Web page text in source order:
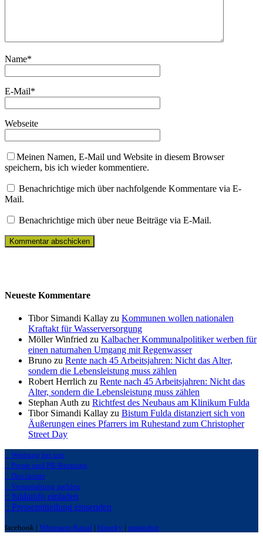
Name*
E-Mail*
Webseite
Meinen Namen, E-Mail und Website in diesem Browser
speichern, bis ich wieder kommentiere.
Benachrichtige mich über nachfolgende Kommentare via E-
Mail.
Benachrichtige mich über neue Beiträge via E-Mail.
Neueste Kommentare
Tibor Simandi Kallay zu Kommunen wollen nationalen
Kraftakt für Wasserversorgung
Möller Winfried zu Kalbacher Kommunalpolitiker werben für
einen naturnahen Umgang mit Regenwasser
Bruno zu Rente nach 45 Arbeitsjahren: Nicht das Alter,
sondern die Lebensleistung muss zählen
Robert Herrlich zu Rente nach 45 Arbeitsjahren: Nicht das
Alter, sondern die Lebensleistung muss zählen
Stephan Auth zu Richtfest des Neubaus am Klinikum Fulda
Tibor Simandi Kallay zu Bistum Fulda distanziert sich von
Äußerungen eines Pfarrers im Ruhestand zum Christopher
Street Day
:: Werbung bei uns
:: Presse und PR-Beratung
:: Disclaimer
:: Veranstaltung melden
:: fuldainfo einladen
:: Pressemitteilung einsenden
facebook | Whatsapp-Kanal | bluseky | mastodon